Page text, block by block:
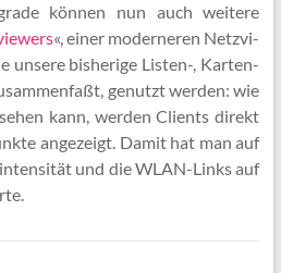
können nun auch weitere
«, einer mo­der­neren Netz­vi­
unsere bisherige Listen-, Karten-
genutzt werden: wie
kann, werden Clients direkt
angezeigt. Damit hat man auf
und die WLAN-Links auf